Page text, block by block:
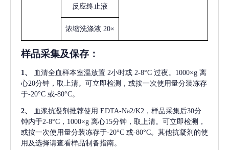
反应终止液
浓缩洗涤液 20×
样品采集及保存 ：
1、 血清全血样本室温放置 2小时或 2-8°C 过夜。1000×g 离
心20分钟，取上清。可立即检测，或按一次使用量分装冻存
于-20°C 或-80°C。
2、 血浆抗凝剂推荐使用 EDTA-Na2/K2，样品采集后30分
钟内于2-8°C，1000×g 离心15分钟，取上清。可立即检测，
或按一次使用量分装冻存于-20°C 或-80°C。其他抗凝剂的使
用及选择请查看样品制备指南。